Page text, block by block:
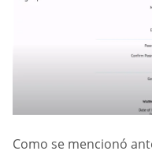
Como se mencionó